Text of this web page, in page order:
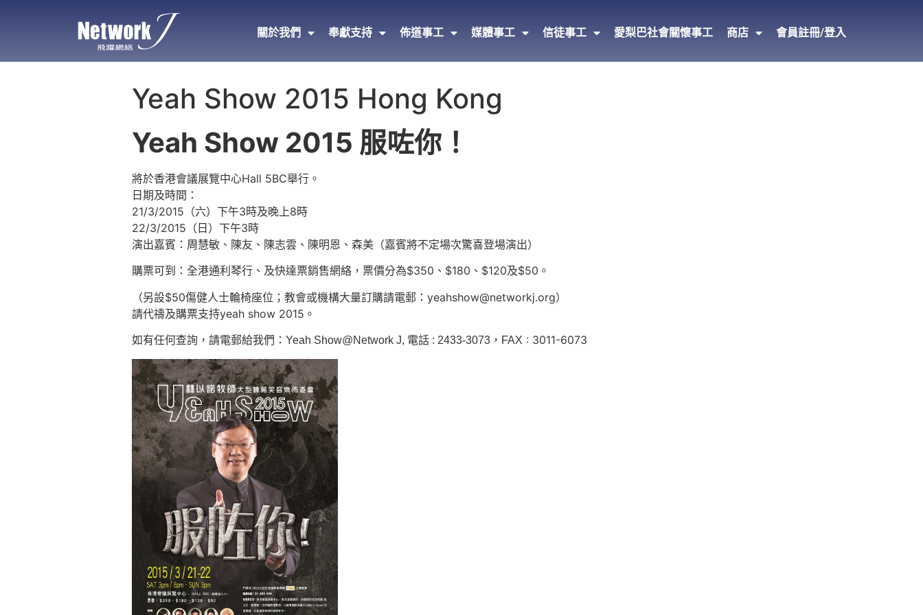
關於我們 奉獻支持 佈道事工 媒體事工 信徒事工 愛梨巴社會關懷事工 商店 會員註冊/登入
Yeah Show 2015 Hong Kong
Yeah Show 2015 服咗你！
將於香港會議展覽中心Hall 5BC舉行。
日期及時間：
21/3/2015（六）下午3時及晚上8時
22/3/2015（日）下午3時
演出嘉賓：周慧敏、陳友、陳志雲、陳明恩、森美（嘉賓將不定場次驚喜登場演出）
購票可到：全港通利琴行、及快達票銷售網絡，票價分為$350、$180、$120及$50。
（另設$50傷健人士輪椅座位；教會或機構大量訂購請電郵：yeahshow@networkj.org）
請代禱及購票支持yeah show 2015。
如有任何查詢，請電郵給我們： Yeah Show@Network J, 電話 : 2433-3073，FAX :​ 3011-6073​